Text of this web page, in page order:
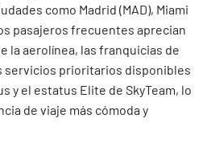
como Madrid (MAD), Miami
pasajeros frecuentes aprecian
la aerolínea, las franquicias de
servicios prioritarios disponibles
y el estatus Elite de SkyTeam, lo
de viaje más cómoda y